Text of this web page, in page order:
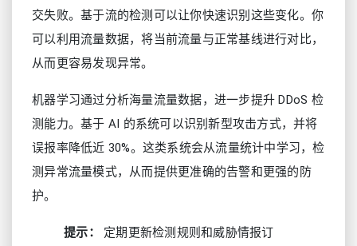
交失败。基于流的检测可以让你快速识别这些变化。你
可以利用流量数据，将当前流量与正常基线进行对比，
从而更容易发现异常。
机器学习通过分析海量流量数据，进一步提升 DDoS 检
测能力。基于 AI 的系统可以识别新型攻击方式，并将
误报率降低近 30%。这类系统会从流量统计中学习，检
测异常流量模式，从而提供更准确的告警和更强的防
护。
提示：
定期更新检测规则和威胁情报订